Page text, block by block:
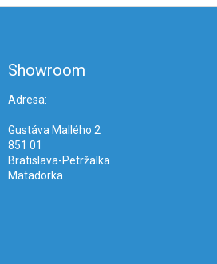
Showroom
Adresa:
Gustáva Mallého 2
851 01
Bratislava-Petržalka
Matadorka